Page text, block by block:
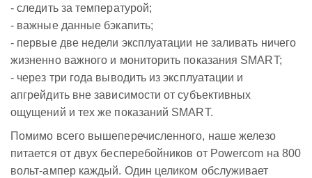
- следить за температурой;
- важные данные бэкапить;
- первые две недели эксплуатации не заливать ничего
жизненно важного и мониторить показания SMART;
- через три года выводить из эксплуатации и
апгрейдить вне зависимости от субъективных
ощущений и тех же показаний SMART.
Помимо всего вышеперечисленного, наше железо
питается от двух бесперебойников от Powercom на 800
вольт-ампер каждый. Один целиком обслуживает